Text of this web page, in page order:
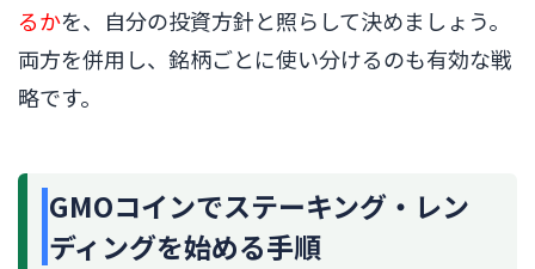
るかを、自分の投資方針と照らして決めましょう。
両方を併用し、銘柄ごとに使い分けるのも有効な戦
略です。
GMOコインでステーキング・レン
ディングを始める手順